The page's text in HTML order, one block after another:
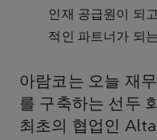
인재 공급원이 되
적인 파트너가 되
아람코는 오늘 재
를 구축하는 선두
최초의 협업인